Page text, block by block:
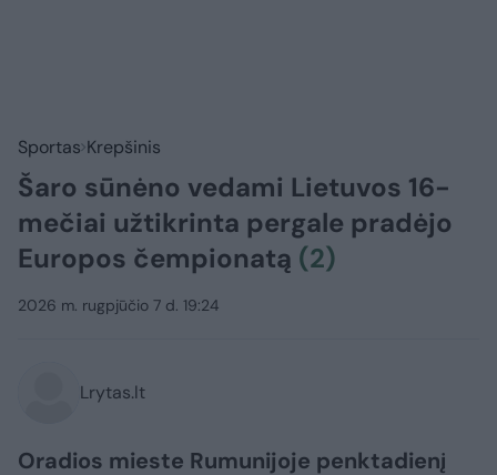
Sportas Krepšinis
Šaro sūnėno vedami Lietuvos 16-
mečiai užtikrinta pergale pradėjo
Europos čempionatą (2)
2026 m. rugpjūčio 7 d. 19:24
Lrytas.lt
Oradios mieste Rumunijoje penktadienį